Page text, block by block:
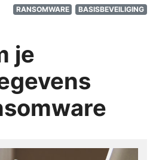
RANSOMWARE BASISBEVEILIGING
je